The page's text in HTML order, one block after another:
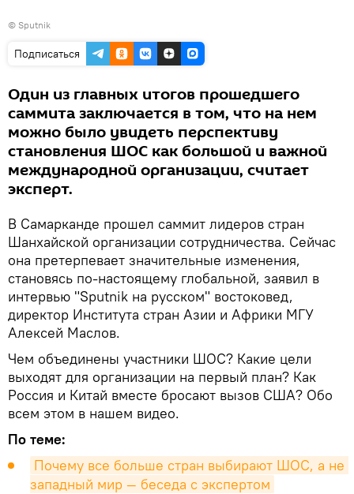
© Sputnik
Подписаться
Один из главных итогов прошедшего
саммита заключается в том, что на нем
можно было увидеть перспективу
становления ШОС как большой и важной
международной организации, считает
эксперт.
В Самарканде прошел саммит лидеров стран
Шанхайской организации сотрудничества. Сейчас
она претерпевает значительные изменения,
становясь по-настоящему глобальной, заявил в
интервью "Sputnik на русском" востоковед,
директор Института стран Азии и Африки МГУ
Алексей Маслов.
Чем объединены участники ШОС? Какие цели
выходят для организации на первый план? Как
Россия и Китай вместе бросают вызов США? Обо
всем этом в нашем видео.
По теме:
Почему все больше стран выбирают ШОС, а не
западный мир — беседа с экспертом